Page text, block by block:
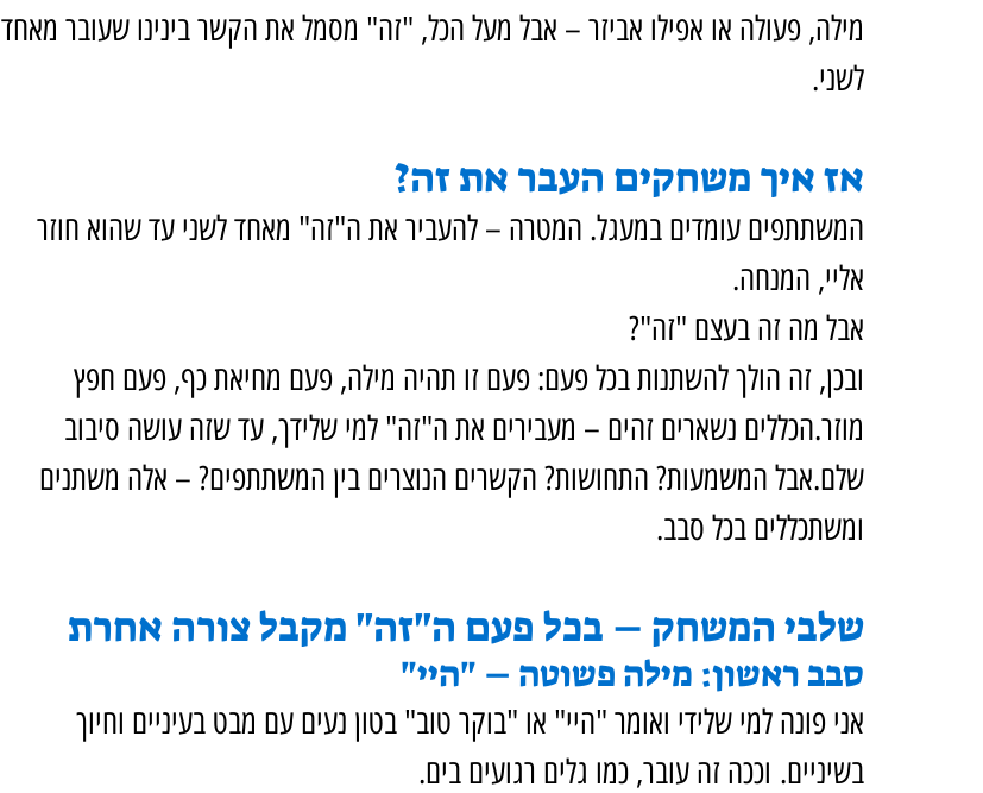
מילה, פעולה או אפילו אביזר – אבל מעל הכל, "זה" מסמל את הקשר בינינו שעובר מאחד
לשני.
אז איך משחקים העבר את זה?
המשתתפים עומדים במעגל. המטרה – להעביר את ה"זה" מאחד לשני עד שהוא חוזר
אליי, המנחה.
אבל מה זה בעצם "זה"?
ובכן, זה הולך להשתנות בכל פעם: פעם זו תהיה מילה, פעם מחיאת כף, פעם חפץ
מוזר.הכללים נשארים זהים – מעבירים את ה"זה" למי שלידך, עד שזה עושה סיבוב
שלם.אבל המשמעות? התחושות? הקשרים הנוצרים בין המשתתפים? – אלה משתנים
ומשתכללים בכל סבב.
שלבי המשחק – בכל פעם ה"זה" מקבל צורה אחרת
סבב ראשון: מילה פשוטה – "היי"
אני פונה למי שלידי ואומר "היי" או "בוקר טוב" בטון נעים עם מבט בעיניים וחיוך
בשיניים. וככה זה עובר, כמו גלים רגועים בים.